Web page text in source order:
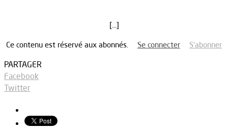
[…]
Ce contenu est réservé aux abonnés. Se connecter S’abonner
PARTAGER
Facebook
Twitter